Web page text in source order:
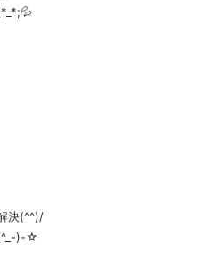
決(^^)/
)-☆